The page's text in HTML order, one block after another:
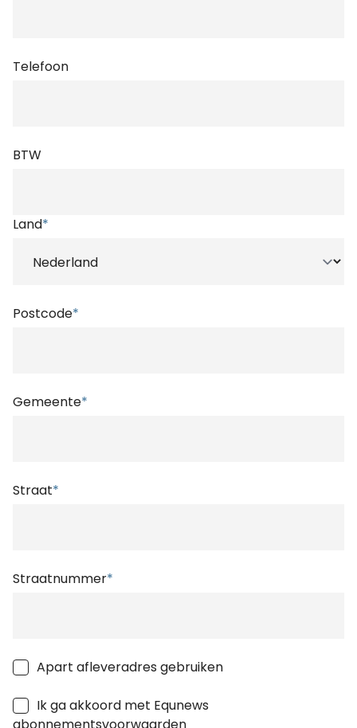
Telefoon
BTW
Land*
Postcode*
Gemeente*
Straat*
Straatnummer*
Apart afleveradres gebruiken
Ik ga akkoord met Equnews